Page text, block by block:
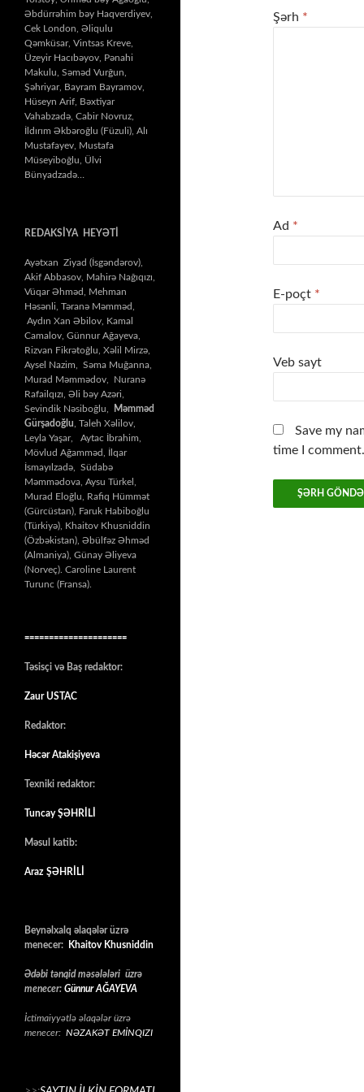
Şərh *
Ad *
E-poçt *
Veb sayt
Save my
time I comment.
Əbdürrəhim bəy Haqverdiyev,
Cek London, Əliqulu
Qəmküsar, Vintsas Kreve,
Üzeyir Hacıbəyov, Pənahi
Makulu, Səməd Vurğun,
Şəhriyar, Bayram Bayramov,
Hüseyn Arif, Bəxtiyar
Vahabzadə, Cabir Novruz,
İldırım Əkbəroğlu (Füzuli), Alı
Mustafayev, Mustafa
Müseyiboğlu, Ülvi
Bünyadzadə…
REDAKSİYA HEYƏTİ
Ayətxan Ziyad (İsgəndərov),
Akif Abbasov, Mahirə Nağıqızı,
Vüqar Əhməd, Mehman
Həsənli, Təranə Məmməd,
Aydın Xan Əbilov, Kamal
Camalov, Günnur Ağayeva,
Rizvan Fikrətoğlu, Xəlil Mirzə,
Aysel Nazim, Səma Muğanna,
Murad Məmmədov, Nuranə
Rafailqızı, Əli bəy Azəri,
Sevindik Nəsiboğlu,
Məmməd
Gürşadoğlu , Taleh Xəlilov,
Leyla Yaşar, Aytac İbrahim,
Mövlud Ağamməd, İlqar
İsmayılzadə, Südabə
Məmmədova, Aysu Türkel,
Murad Eloğlu, Rafiq Hümmət
(Gürcüstan), Faruk Habiboğlu
(Türkiyə), Khaitov Khusniddin
(Özbəkistan), Əbülfəz Əhməd
(Almaniya), Günay Əliyeva
(Norveç). Caroline Laurent
Turunc (Fransa).
=====================
Təsisçi və Baş redaktor:
Zaur USTAC
Redaktor:
Həcər Atakişiyeva
Texniki redaktor:
Tuncay ŞƏHRİLİ
Məsul katib:
Araz ŞƏHRİLİ
Beynəlxalq əlaqələr üzrə
menecer:
Khaitov Khusniddin
Ədəbi tənqid məsələləri üzrə
menecer: Günnur AĞAYEVA
İctimaiyyətlə əlaqələr üzrə
menecer: NƏZAKƏT EMİNQIZI